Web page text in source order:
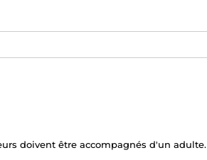
doivent être accompagnés d'un adulte.